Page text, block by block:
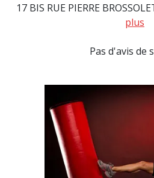
17 BIS RUE PIERRE
plus
Pas d'avis de